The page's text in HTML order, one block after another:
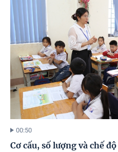
00:50
Cơ cấu, số lượng và chế